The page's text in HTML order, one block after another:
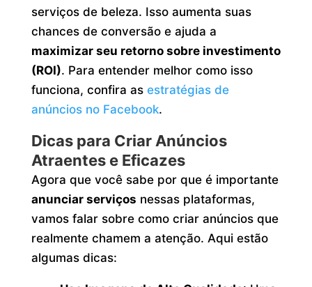
serviços de beleza. Isso aumenta suas
chances de conversão e ajuda a
maximizar seu retorno sobre investimento
(ROI). Para entender melhor como isso
funciona, confira as estratégias de
anúncios no Facebook.
Dicas para Criar Anúncios
Atraentes e Eficazes
Agora que você sabe por que é importante
anunciar serviços nessas plataformas,
vamos falar sobre como criar anúncios que
realmente chamem a atenção. Aqui estão
algumas dicas: